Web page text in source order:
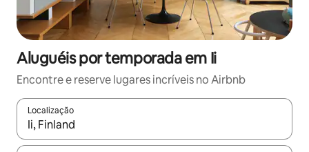
Aluguéis por temporada em Ii
Encontre e reserve lugares incríveis no Airbnb
Localização
Quando os resultados estiverem disponíveis, explore-os